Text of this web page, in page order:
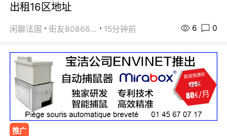
出租16区地址
闲聊法国 街友80866802 15分钟前 6 0
推广